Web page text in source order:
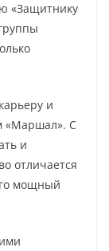
«Защитнику
и
«Маршал». С
и
отличается
мощный